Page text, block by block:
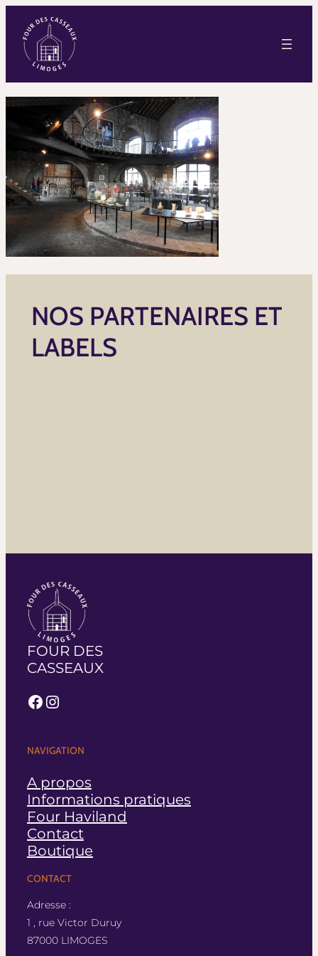
NOS PARTENAIRES ET
LABELS
FOUR DES
CASSEAUX
Facebook
Instagram
NAVIGATION
A propos
Informations pratiques
Four Haviland
Contact
Boutique
CONTACT
Adresse :
1 , rue Victor Duruy
87000 LIMOGES